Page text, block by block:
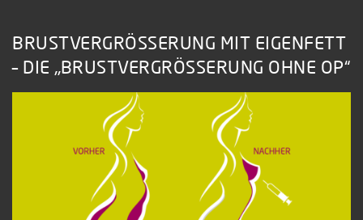
BRUSTVERGRÖSSERUNG MIT EIGENFETT
– DIE „BRUSTVERGRÖSSERUNG OHNE OP“